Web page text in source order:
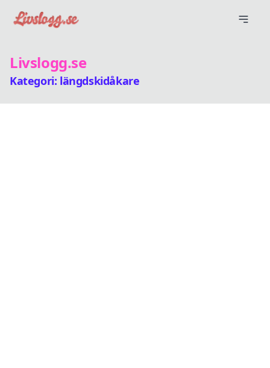
Livslogg.se
Kategori: längdskidåkare